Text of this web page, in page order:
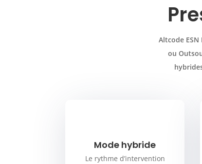
Altcode
ou
Mode hybride
Le rythme d’intervention